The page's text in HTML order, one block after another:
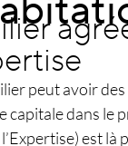
peut avoir
capitale dans le
est là